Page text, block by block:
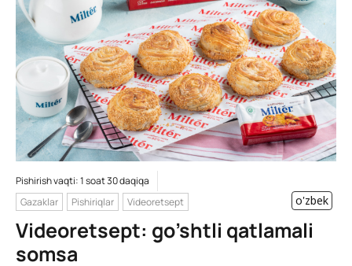
Pishirish vaqti: 1 soat 30 daqiqa
Gazaklar
Pishiriqlar Videoretsept o'zbek
Videoretsept: go’shtli qatlamali
somsa